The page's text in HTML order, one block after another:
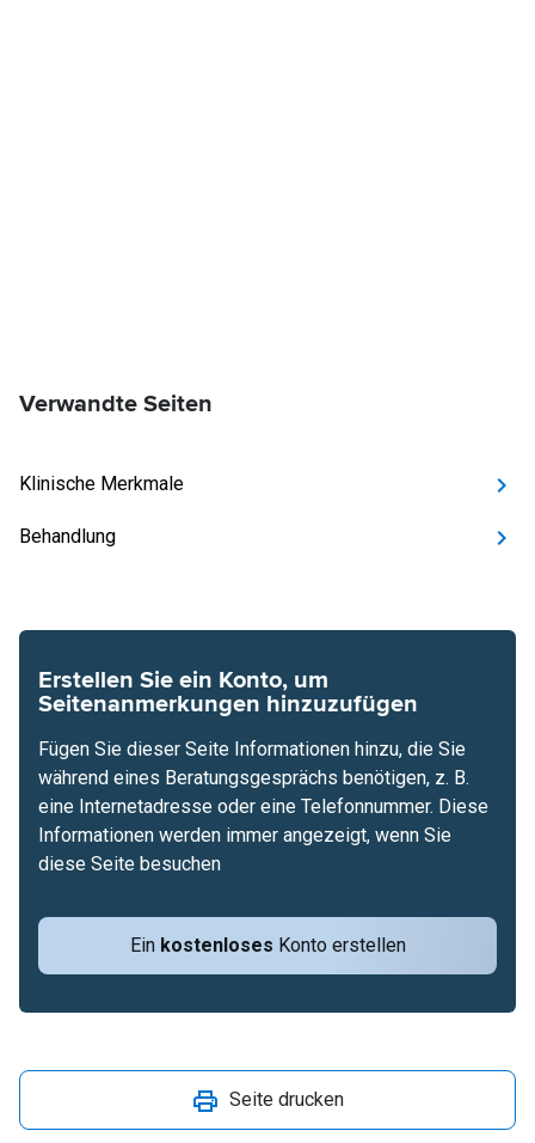
Verwandte Seiten
Klinische Merkmale
Behandlung
Erstellen Sie ein Konto, um
Seitenanmerkungen hinzuzufügen
Ein kostenloses Konto erstellen
Fügen Sie dieser Seite Informationen hinzu, die Sie
während eines Beratungsgesprächs benötigen, z. B.
eine Internetadresse oder eine Telefonnummer. Diese
Informationen werden immer angezeigt, wenn Sie
diese Seite besuchen
Seite drucken